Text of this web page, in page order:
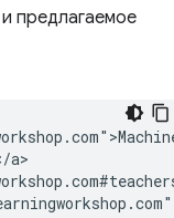
предлагаемое
a>